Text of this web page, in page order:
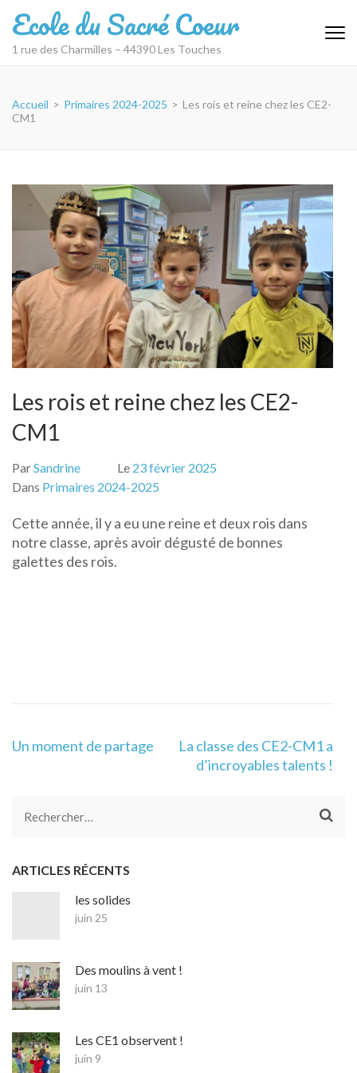
au
contenu
Ecole du Sacré Coeur
1 rue des Charmilles – 44390 Les Touches
Accueil > Primaires 2024-2025 > Les rois et reine chez les CE2-
CM1
Les rois et reine chez les CE2-
CM1
ParSandrine Le 23 février 2025
Dans Primaires 2024-2025
Cette année, il y a eu une reine et deux rois dans
notre classe, après avoir dégusté de bonnes
galettes des rois.
Navigation
Un moment de partage
La classe des CE2-CM1 a
d’incroyables talents !
Rechercher :
ARTICLES RÉCENTS
les solides
juin 25
Des moulins à vent !
juin 13
Les CE1 observent !
juin 9